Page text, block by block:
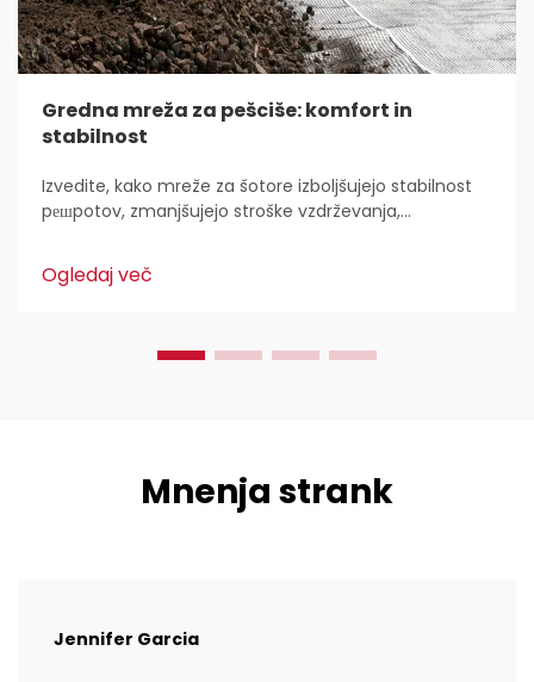
Gredna mreža za pešciše: komfort in
stabilnost
Izvedite, kako mreže za šotore izboljšujejo stabilnost
pешpotov, zmanjšujejo stroške vzdrževanja,
plastičnimi HDPE. Spoznajte najboljše prakse za
namestitev in vzdrževanje, da zagotovite uporabnost
Ogledaj več
Mnenja strank
Jennifer Garcia